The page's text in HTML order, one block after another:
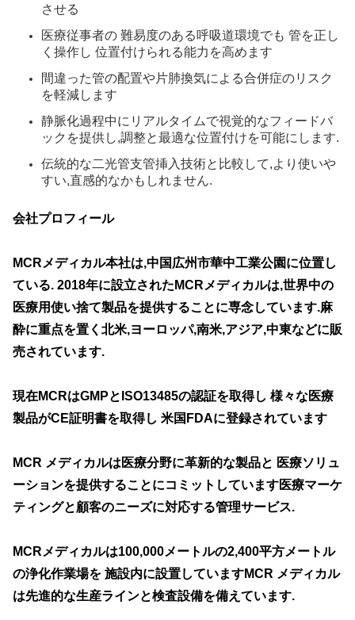
させる
医療従事者の 難易度のある呼吸道環境でも 管を正し
く操作し 位置付けられる能力を高めます
間違った管の配置や片肺換気による合併症のリスク
を軽減します
静脈化過程中にリアルタイムで視覚的なフィードバ
ックを提供し,調整と最適な位置付けを可能にします.
伝統的な二光管支管挿入技術と比較して,より使いや
すい,直感的なかもしれません.
会社プロフィール
MCRメディカル本社は,中国広州市華中工業公園に位置し
ている. 2018年に設立されたMCRメディカルは,世界中の
医療用使い捨て製品を提供することに専念しています.麻
酔に重点を置く北米,ヨーロッパ,南米,アジア,中東などに販
売されています.
現在MCRはGMPとISO13485の認証を取得し 様々な医療
製品がCE証明書を取得し 米国FDAに登録されています
MCR メディカルは医療分野に革新的な製品と 医療ソリュ
ーションを提供することにコミットしています医療マーケ
ティングと顧客のニーズに対応する管理サービス.
MCRメディカルは100,000メートルの2,400平方メートル
の浄化作業場を 施設内に設置していますMCR メディカル
は先進的な生産ラインと検査設備を備えています.